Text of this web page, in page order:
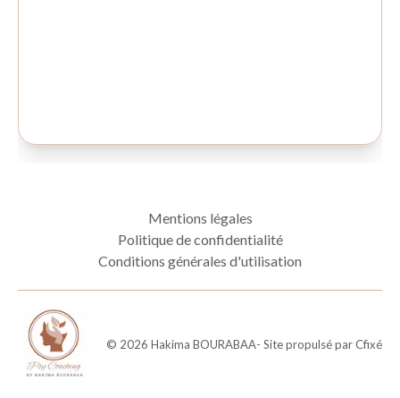
Mentions légales
Politique de confidentialité
Conditions générales d'utilisation
© 2026 Hakima BOURABAA- Site propulsé parCfixé